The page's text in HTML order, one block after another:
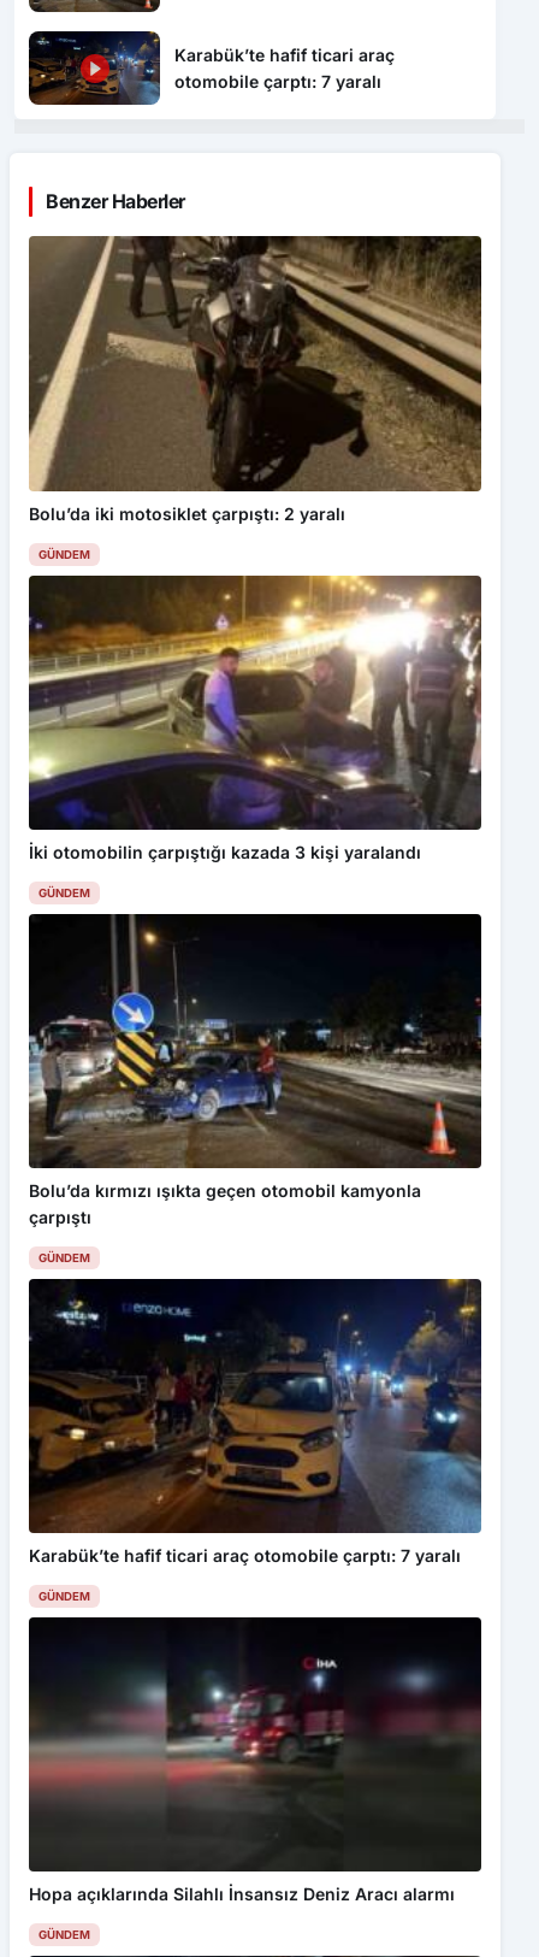
Kartalkaya’daki otel yangınında gözaltına alınan 26 kişiden
Karabük’te hafif ticari araç
otomobile çarptı: 7 yaralı
Benzer Haberler
Bolu’da iki motosiklet çarpıştı: 2 yaralı
GÜNDEM
İki otomobilin çarpıştığı kazada 3 kişi yaralandı
GÜNDEM
Bolu’da kırmızı ışıkta geçen otomobil kamyonla
çarpıştı
GÜNDEM
Karabük’te hafif ticari araç otomobile çarptı: 7 yaralı
GÜNDEM
Hopa açıklarında Silahlı İnsansız Deniz Aracı alarmı
GÜNDEM
Bu web sitesinde en iyi deneyimi yaşamanızı sağlamak için
çerezler kullanılmaktadır. Detaylar için
Gizlilik Politikamız
inceleyebilirsiniz.